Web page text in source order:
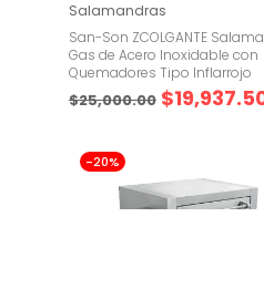
Salamandras
San-Son ZCOLGANTE
Gas de Acero Inoxidable con
Quemadores Tipo Inflarrojo
$25,000.00 $
-20%